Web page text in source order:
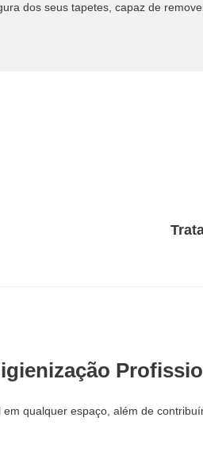
dos seus tapetes, capaz de
qualquer espaço, além de